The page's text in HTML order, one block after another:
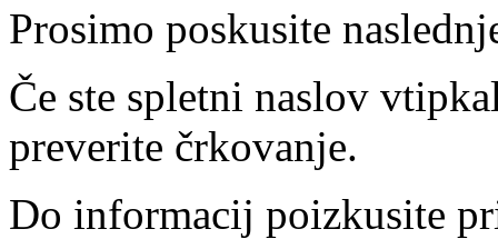
Prosimo poskusite
Če ste spletni naslov
preverite črkovanje.
Do informacij poizkusite